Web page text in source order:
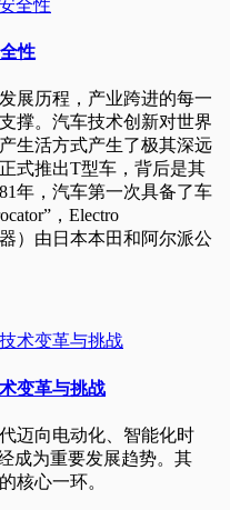
性
展历程，产业跨进的每一
撑。汽车技术创新对世界
生活方式产生了极其深远
式推出T型车，背后是其
年，汽车第一次具备了车
，Electro
）由日本本田和阿尔派公
变革与挑战
迈向电动化、智能化时
成为重要发展趋势。其
核心一环。